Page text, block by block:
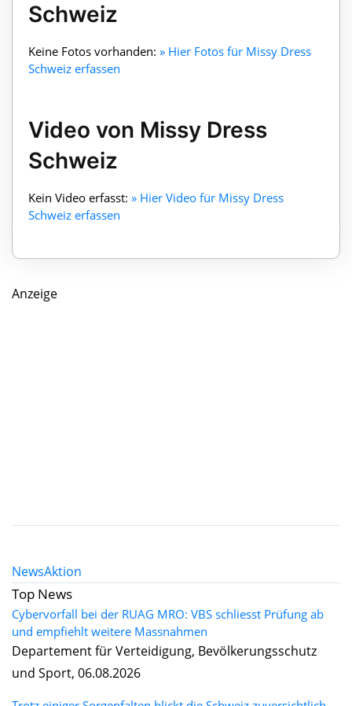
Schweiz
Keine Fotos vorhanden: » Hier Fotos für Missy Dress
Schweiz erfassen
Video von Missy Dress
Schweiz
Kein Video erfasst: » Hier Video für Missy Dress
Schweiz erfassen
Anzeige
NewsAktion
Top News
Cybervorfall bei der RUAG MRO: VBS schliesst Prüfung ab
und empfiehlt weitere Massnahmen
Departement für Verteidigung, Bevölkerungsschutz
und Sport, 06.08.2026